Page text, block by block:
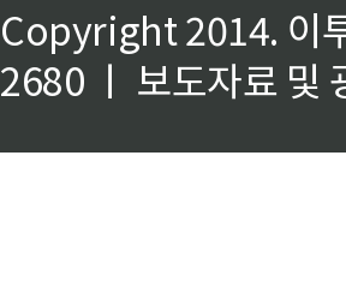
Copyright 2014. 이
2680 ㅣ 보도자료